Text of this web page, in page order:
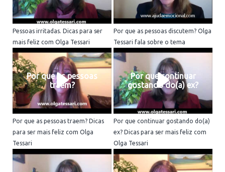
Pessoas irritadas. Dicas para ser
mais feliz com Olga Tessari
Por que as pessoas discutem? Olga
Tessari fala sobre o tema
Por que as pessoas
traem?
Por que as pessoas traem? Dicas
para ser mais feliz com Olga
Tessari
Por que continuar
gostando do(a) ex?
Por que continuar gostando do(a)
ex? Dicas para ser mais feliz com
Olga Tessari